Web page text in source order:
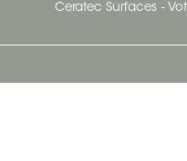
Ceratec Surfaces -